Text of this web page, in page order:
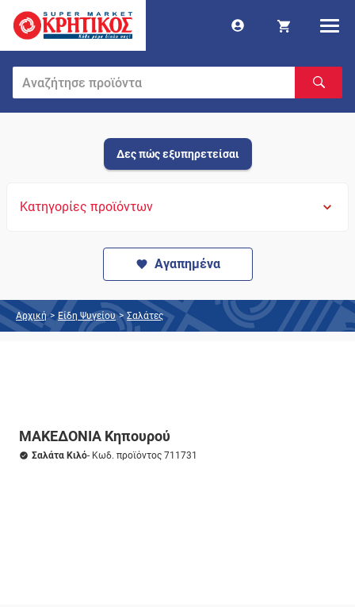
Δες πώς εξυπηρετείσαι
Κατηγορίες προϊόντων
Αγαπημένα
Αρχική > Είδη Ψυγείου > Σαλάτες
ΜΑΚΕΔΟΝΙΑ Κηπουρού
Σαλάτα Κιλό- Κωδ. προϊόντος 711731